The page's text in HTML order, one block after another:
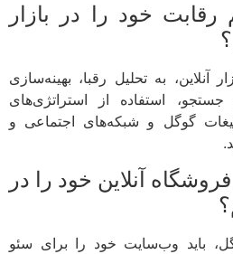
رقابت خود را در بازار
آنلاین، به تحلیل رقبا، بهینه‌سازی
استفاده از استراتژی‌های
گوگل و شبکه‌های اجتماعی و
آنلاین خود را در
باید وب‌سایت خود را برای سئو